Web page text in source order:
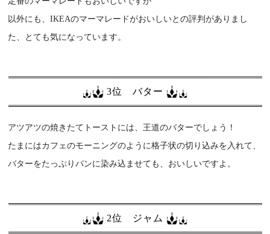
以外にも、IKEAのマーマレードがおいしいとの評判がありまし
た、とても気になっています。
3位 バター
アツアツの焼きたてトーストには、王道のバターでしょう！
たまにはカフェのモーニングのように格子状の切り込みを入れて、
バターをたっぷりパンに染み込ませても、おいしいですよ。
2位 ジャム